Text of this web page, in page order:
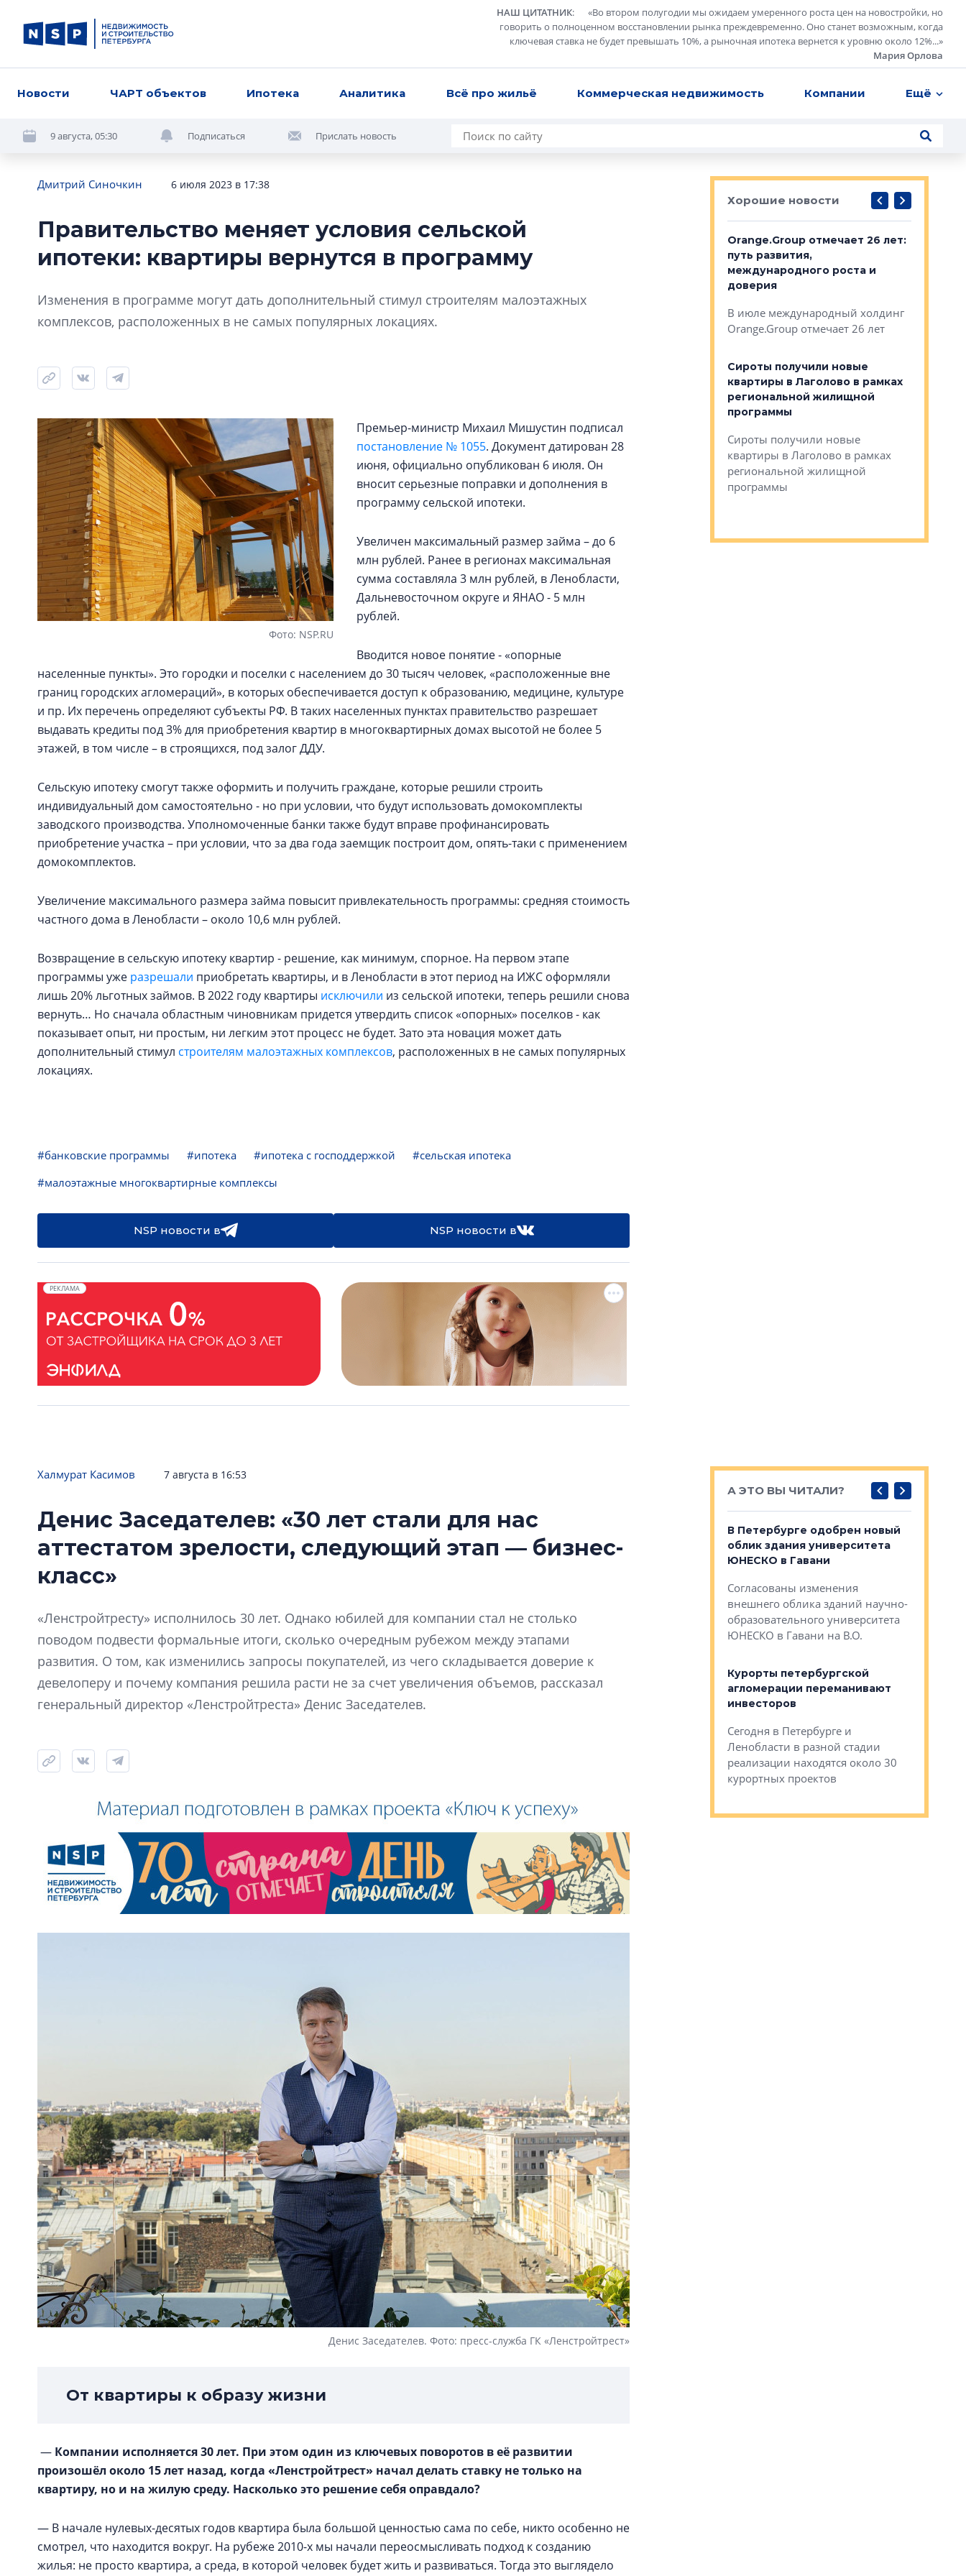
НАШ ЦИТАТНИК: «Во втором полугодии мы ожидаем умеренного роста цен на новостройки, но
говорить о полноценном восстановлении рынка преждевременно. Оно станет возможным, когда
ключевая ставка не будет превышать 10%, а рыночная ипотека вернется к уровню около 12%...»
Мария Орлова
Новости ЧАРТ объектов Ипотека Аналитика Всё про жильё Коммерческая недвижимость Компании Ещё
9 августа, 05:30 Подписаться Прислать новость
Дмитрий Синочкин 6 июля 2023 в 17:38
Правительство меняет условия сельской
ипотеки: квартиры вернутся в программу
Изменения в программе могут дать дополнительный стимул строителям малоэтажных
комплексов, расположенных в не самых популярных локациях.
Фото: NSP.RU
Премьер-министр Михаил Мишустин подписал
постановление № 1055. Документ датирован 28
июня, официально опубликован 6 июля. Он
вносит серьезные поправки и дополнения в
программу сельской ипотеки.
Увеличен максимальный размер займа – до 6
млн рублей. Ранее в регионах максимальная
сумма составляла 3 млн рублей, в Ленобласти,
Дальневосточном округе и ЯНАО - 5 млн
рублей.
Вводится новое понятие - «опорные
населенные пункты». Это городки и поселки с населением до 30 тысяч человек, «расположенные вне
границ городских агломераций», в которых обеспечивается доступ к образованию, медицине, культуре
и пр. Их перечень определяют субъекты РФ. В таких населенных пунктах правительство разрешает
выдавать кредиты под 3% для приобретения квартир в многоквартирных домах высотой не более 5
этажей, в том числе – в строящихся, под залог ДДУ.
Сельскую ипотеку смогут также оформить и получить граждане, которые решили строить
индивидуальный дом самостоятельно - но при условии, что будут использовать домокомплекты
заводского производства. Уполномоченные банки также будут вправе профинансировать
приобретение участка – при условии, что за два года заемщик построит дом, опять-таки с применением
домокомплектов.
Увеличение максимального размера займа повысит привлекательность программы: средняя стоимость
частного дома в Ленобласти – около 10,6 млн рублей.
Возвращение в сельскую ипотеку квартир - решение, как минимум, спорное. На первом этапе
программы уже разрешали приобретать квартиры, и в Ленобласти в этот период на ИЖС оформляли
лишь 20% льготных займов. В 2022 году квартиры исключили из сельской ипотеки, теперь решили снова
вернуть… Но сначала областным чиновникам придется утвердить список «опорных» поселков - как
показывает опыт, ни простым, ни легким этот процесс не будет. Зато эта новация может дать
дополнительный стимул строителям малоэтажных комплексов, расположенных в не самых популярных
локациях.
#банковские программы #ипотека #ипотека с господдержкой
#сельская ипотека
#малоэтажные многоквартирные комплексы
NSP новости в NSP новости в
РЕКЛАМА
Хорошие новости
девятый сезон творческого
В Красногвардейском районе
Петербурга появился еще один
центр совмещенного образования
Orange.Group отмечает 26 лет:
путь развития,
международного роста и
доверия
В июле международный холдинг
Orange.Group отмечает 26 лет
Сироты получили новые
квартиры в Лаголово в рамках
региональной жилищной
программы
Сироты получили новые
квартиры в Лаголово в рамках
региональной жилищной
программы
Халмурат Касимов 7 августа в 16:53
Денис Заседателев: «30 лет стали для нас
аттестатом зрелости, следующий этап — бизнес-
класс»
«Ленстройтресту» исполнилось 30 лет. Однако юбилей для компании стал не столько
поводом подвести формальные итоги, сколько очередным рубежом между этапами
развития. О том, как изменились запросы покупателей, из чего складывается доверие к
девелоперу и почему компания решила расти не за счет увеличения объемов, рассказал
генеральный директор «Ленстройтреста» Денис Заседателев.
Денис Заседателев. Фото: пресс-служба ГК «Ленстройтрест»
От квартиры к образу жизни
— Компании исполняется 30 лет. При этом один из ключевых поворотов в её развитии
произошёл около 15 лет назад, когда «Ленстройтрест» начал делать ставку не только на
квартиру, но и на жилую среду. Насколько это решение себя оправдало?
— В начале нулевых-десятых годов квартира была большой ценностью сама по себе, никто особенно не
смотрел, что находится вокруг. На рубеже 2010-х мы начали переосмысливать подход к созданию
жилья: не просто квартира, а среда, в которой человек будет жить и развиваться. Тогда это выглядело
А ЭТО ВЫ ЧИТАЛИ?
от эпохи фальш-панелей
Центробанк: квартиры в домах
2020-2026 годов постройки на
9% дешевле строящихся
Центробанк: квартиры в домах
В Петербурге одобрен новый
облик здания университета
ЮНЕСКО в Гавани
Согласованы изменения
внешнего облика зданий научно-
образовательного университета
ЮНЕСКО в Гавани на В.О.
Курорты петербургской
агломерации переманивают
инвесторов
Сегодня в Петербурге и
Ленобласти в разной стадии
реализации находятся около 30
курортных проектов